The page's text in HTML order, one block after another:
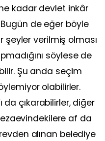
kadar devlet inkâr
de eğer böyle
şeyler verilmiş olması
söylese de
Şu anda seçim
olabilirler.
da çıkarabilirler, diğer
cezaevindekilere af da
alınan belediye